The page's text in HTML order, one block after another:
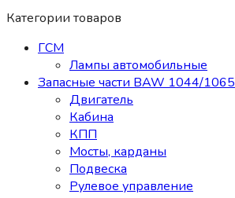
Категории товаров
ГСМ
Лампы автомобильные
Запасные части BAW 1044/1065
Двигатель
Кабина
КПП
Мосты, карданы
Подвеска
Рулевое управление